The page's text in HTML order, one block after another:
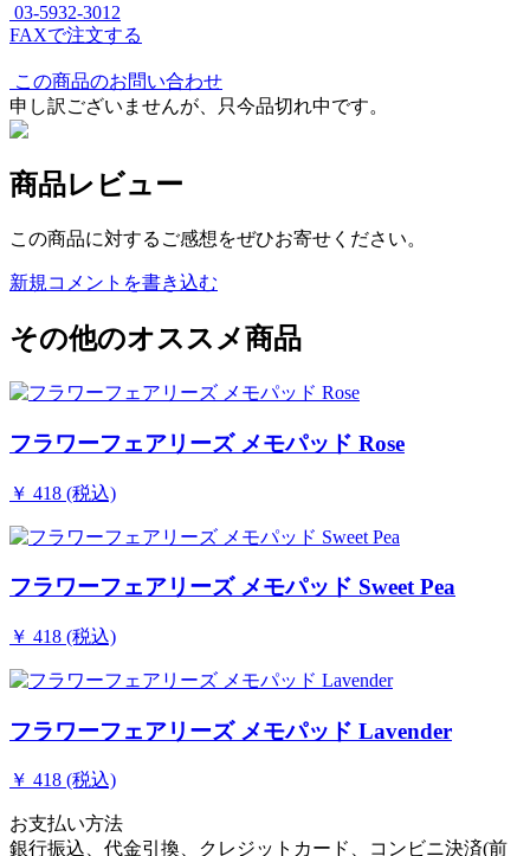
03-5932-3012
FAXで注文する
この商品のお問い合わせ
申し訳ございませんが、只今品切れ中です。
商品レビュー
この商品に対するご感想をぜひお寄せください。
新規コメントを書き込む
その他のオススメ商品
フラワーフェアリーズ メモパッド Rose
￥ 418 (税込)
フラワーフェアリーズ メモパッド Sweet Pea
￥ 418 (税込)
フラワーフェアリーズ メモパッド Lavender
￥ 418 (税込)
お支払い方法
銀行振込、代金引換、クレジットカード、コンビニ決済(前